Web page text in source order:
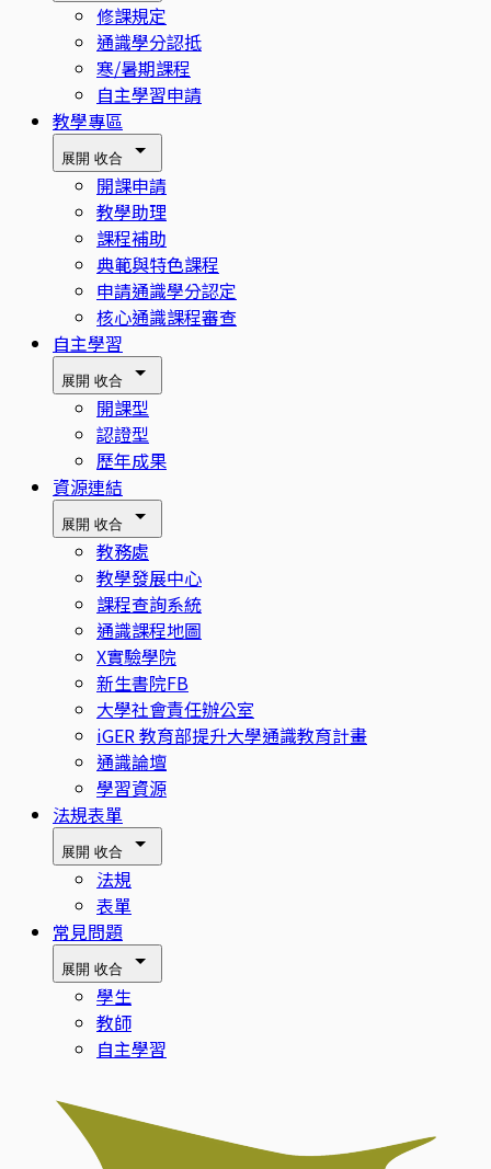
修課規定
通識學分認抵
寒/暑期課程
自主學習申請
教學專區
展開 收合
開課申請
教學助理
課程補助
典範與特色課程
申請通識學分認定
核心通識課程審查
自主學習
展開 收合
開課型
認證型
歷年成果
資源連結
展開 收合
教務處
教學發展中心
課程查詢系統
通識課程地圖
X實驗學院
新生書院FB
大學社會責任辦公室
iGER 教育部提升大學通識教育計畫
通識論壇
學習資源
法規表單
展開 收合
法規
表單
常見問題
展開 收合
學生
教師
自主學習